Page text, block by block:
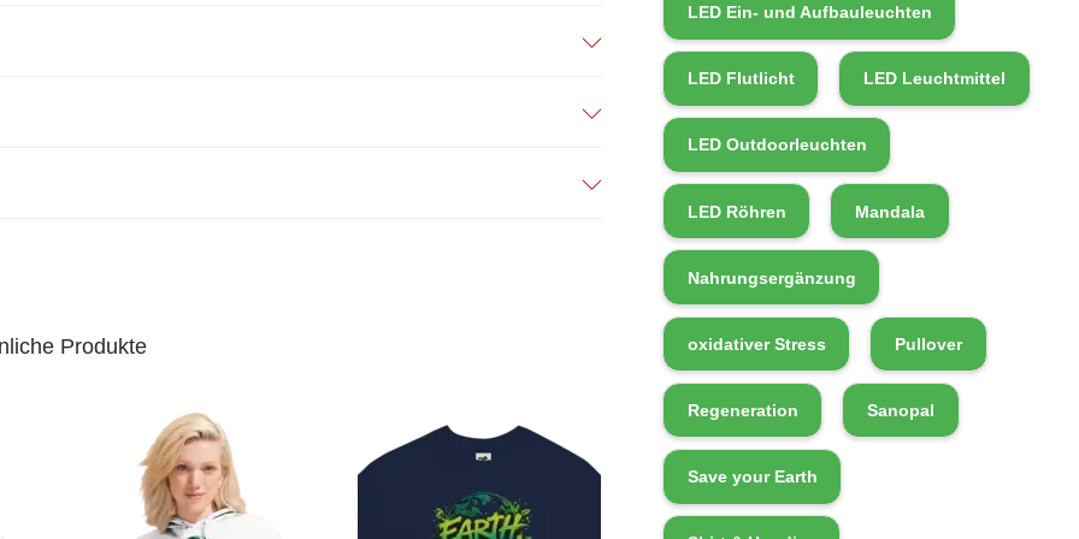
trocknen oder zum Trocknen aufhängen.
des Stoffes zu erhalten, sollte das T-Shirt an einem
Produkte
LED Ein- und Aufbauleuchten
LED Flutlicht LED Leuchtmittel
LED Outdoorleuchten
LED Röhren Mandala
Nahrungsergänzung
oxidativer Stress Pullover
Regeneration Sanopal
Save your Earth